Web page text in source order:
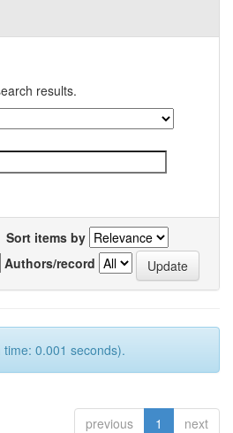
results.
Sort items by
Authors/record
0.001 seconds).
previous 1 next